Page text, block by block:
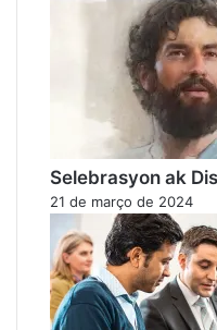
Selebrasyon ak
21 de março de 2024